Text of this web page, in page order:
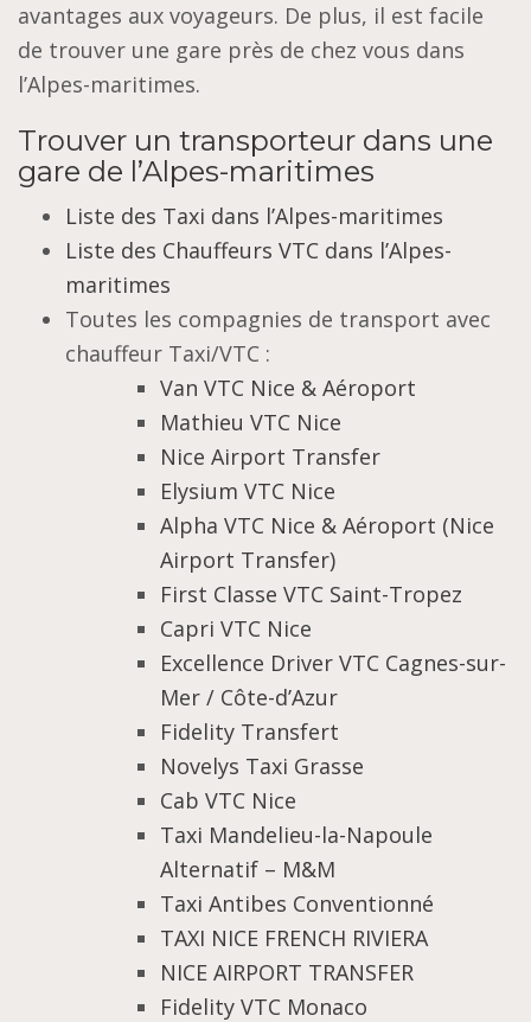
avantages aux voyageurs. De plus, il est facile
de trouver une gare près de chez vous dans
l’Alpes-maritimes.
Trouver un transporteur dans une
gare de l’Alpes-maritimes
Liste des Taxi dans l’Alpes-maritimes
Liste des Chauffeurs VTC dans l’Alpes-
maritimes
Toutes les compagnies de transport avec
chauffeur Taxi/VTC :
Van VTC Nice & Aéroport
Mathieu VTC Nice
Nice Airport Transfer
Elysium VTC Nice
Alpha VTC Nice & Aéroport (Nice
Airport Transfer)
First Classe VTC Saint-Tropez
Capri VTC Nice
Excellence Driver VTC Cagnes-sur-
Mer / Côte-d’Azur
Fidelity Transfert
Novelys Taxi Grasse
Cab VTC Nice
Taxi Mandelieu-la-Napoule
Alternatif – M&M
Taxi Antibes Conventionné
TAXI NICE FRENCH RIVIERA
NICE AIRPORT TRANSFER
Fidelity VTC Monaco